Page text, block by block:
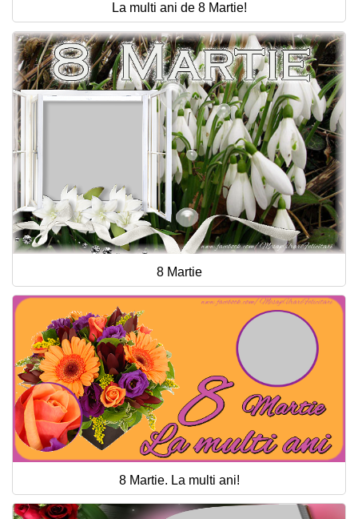
La multi ani de 8 Martie!
8 Martie
8 Martie. La multi ani!